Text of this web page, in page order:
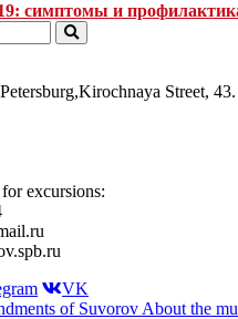
симптомы и
Street, 43.
excursions:
VK
of Suvorov About the